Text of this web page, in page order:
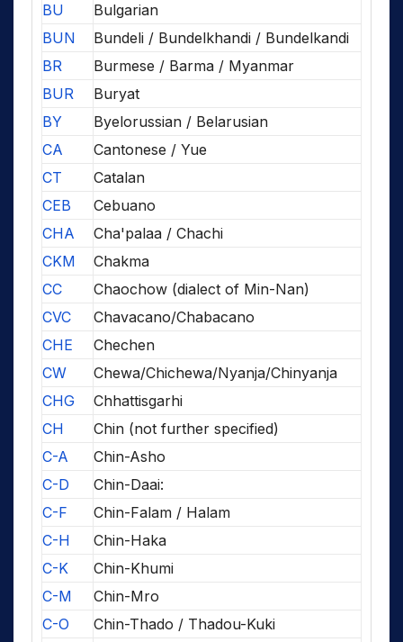
BU
Bulgarian
BUN
Bundeli / Bundelkhandi / Bundelkandi
BR
Burmese / Barma / Myanmar
BUR
Buryat
BY
Byelorussian / Belarusian
CA
Cantonese / Yue
CT
Catalan
CEB
Cebuano
CHA
Cha'palaa / Chachi
CKM
Chakma
CC
Chaochow (dialect of Min-Nan)
CVC
Chavacano/Chabacano
CHE
Chechen
CW
Chewa/Chichewa/Nyanja/Chinyanja
CHG
Chhattisgarhi
CH
Chin (not further specified)
C-A
Chin-Asho
C-D
Chin-Daai:
C-F
Chin-Falam / Halam
C-H
Chin-Haka
C-K
Chin-Khumi
C-M
Chin-Mro
C-O
Chin-Thado / Thadou-Kuki